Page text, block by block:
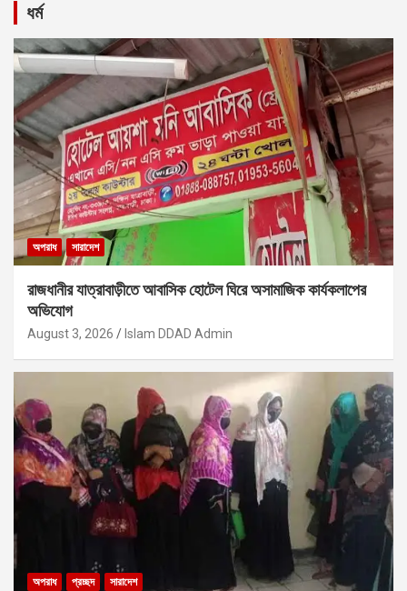
ধর্ম
অপরাধ সারাদেশ
রাজধানীর যাত্রাবাড়ীতে আবাসিক হোটেল ঘিরে অসামাজিক কার্যকলাপের
অভিযোগ
August 3, 2026 Islam DDAD Admin
অপরাধ প্রচ্ছদ সারাদেশ